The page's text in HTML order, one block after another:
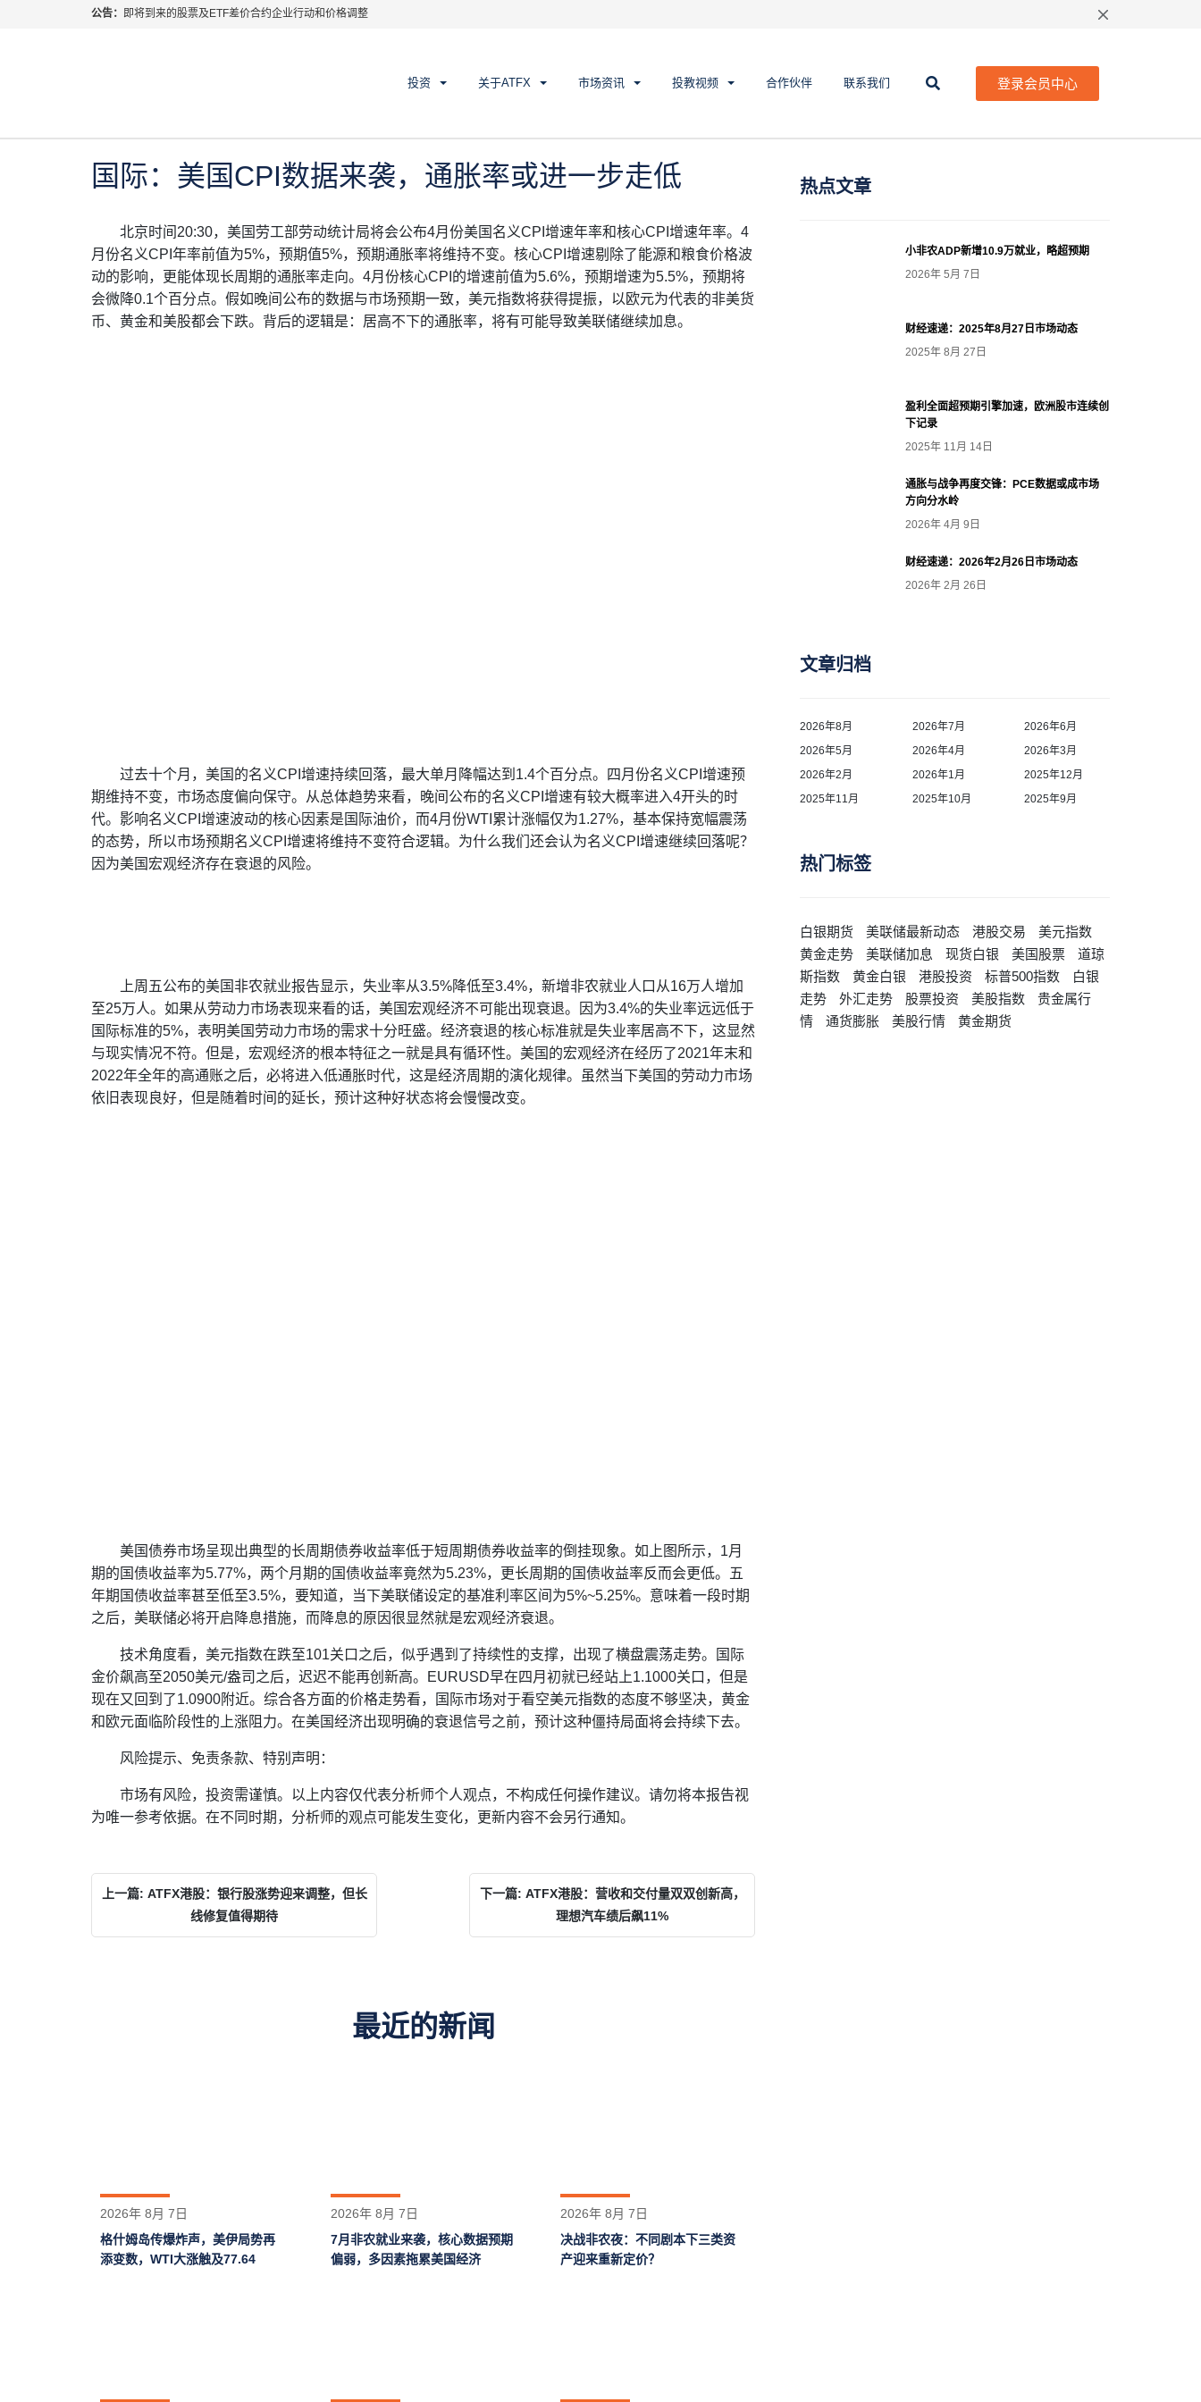
公告： 即将到来的股票及ETF差价合约企业行动和价格调整
投资 关于ATFX 市场资讯 投教视频 合作伙伴 联系我们 登录会员中心
国际：美国CPI数据来袭，通胀率或进一步走低
北京时间20:30，美国劳工部劳动统计局将会公布4月份美国名义CPI增速年率和核心CPI增速年率。4
月份名义CPI年率前值为5%，预期值5%，预期通胀率将维持不变。核心CPI增速剔除了能源和粮食价格波
动的影响，更能体现长周期的通胀率走向。4月份核心CPI的增速前值为5.6%，预期增速为5.5%，预期将
会微降0.1个百分点。假如晚间公布的数据与市场预期一致，美元指数将获得提振，以欧元为代表的非美货
币、黄金和美股都会下跌。背后的逻辑是：居高不下的通胀率，将有可能导致美联储继续加息。
过去十个月，美国的名义CPI增速持续回落，最大单月降幅达到1.4个百分点。四月份名义CPI增速预
期维持不变，市场态度偏向保守。从总体趋势来看，晚间公布的名义CPI增速有较大概率进入4开头的时
代。影响名义CPI增速波动的核心因素是国际油价，而4月份WTI累计涨幅仅为1.27%，基本保持宽幅震荡
的态势，所以市场预期名义CPI增速将维持不变符合逻辑。为什么我们还会认为名义CPI增速继续回落呢？
因为美国宏观经济存在衰退的风险。
上周五公布的美国非农就业报告显示，失业率从3.5%降低至3.4%，新增非农就业人口从16万人增加
至25万人。如果从劳动力市场表现来看的话，美国宏观经济不可能出现衰退。因为3.4%的失业率远远低于
国际标准的5%，表明美国劳动力市场的需求十分旺盛。经济衰退的核心标准就是失业率居高不下，这显然
与现实情况不符。但是，宏观经济的根本特征之一就是具有循环性。美国的宏观经济在经历了2021年末和
2022年全年的高通账之后，必将进入低通胀时代，这是经济周期的演化规律。虽然当下美国的劳动力市场
依旧表现良好，但是随着时间的延长，预计这种好状态将会慢慢改变。
美国债券市场呈现出典型的长周期债券收益率低于短周期债券收益率的倒挂现象。如上图所示，1月
期的国债收益率为5.77%，两个月期的国债收益率竟然为5.23%，更长周期的国债收益率反而会更低。五
年期国债收益率甚至低至3.5%，要知道，当下美联储设定的基准利率区间为5%~5.25%。意味着一段时期
之后，美联储必将开启降息措施，而降息的原因很显然就是宏观经济衰退。
技术角度看，美元指数在跌至101关口之后，似乎遇到了持续性的支撑，出现了横盘震荡走势。国际
金价飙高至2050美元/盎司之后，迟迟不能再创新高。EURUSD早在四月初就已经站上1.1000关口，但是
现在又回到了1.0900附近。综合各方面的价格走势看，国际市场对于看空美元指数的态度不够坚决，黄金
和欧元面临阶段性的上涨阻力。在美国经济出现明确的衰退信号之前，预计这种僵持局面将会持续下去。
风险提示、免责条款、特别声明：
市场有风险，投资需谨慎。以上内容仅代表分析师个人观点，不构成任何操作建议。请勿将本报告视
为唯一参考依据。在不同时期，分析师的观点可能发生变化，更新内容不会另行通知。
上一篇: ATFX港股：银行股涨势迎来调整，但长
线修复值得期待
下一篇: ATFX港股：营收和交付量双双创新高，
理想汽车绩后飙11%
最近的新闻
2026年 8月 7日
格什姆岛‌传爆炸声，美伊局势再
添变数，WTI大涨触及77.64
2026年 8月 7日
7月非农就业来袭，核心数据预期
偏弱，多因素拖累美国经济
2026年 8月 7日
决战非农夜：不同剧本下三类资
产迎来重新定价？
热点文章
小非农ADP新增10.9万就业，略超预期
2026年 5月 7日
财经速递：2025年8月27日市场动态
2025年 8月 27日
盈利全面超预期引擎加速，欧洲股市连续创
下记录
2025年 11月 14日
通胀与战争再度交锋：PCE数据或成市场
方向分水岭
2026年 4月 9日
财经速递：2026年2月26日市场动态
2026年 2月 26日
文章归档
2026年8月 2026年7月
2026年6月
2026年5月
2026年4月
2026年3月
2026年2月
2026年1月
2025年12月
2025年11月
2025年10月 2025年9月
热门标签
白银期货 美联储最新动态 港股交易
美元指数
黄金走势
美联储加息 现货白银 美国股票
道琼
斯指数
黄金白银 港股投资 标普500指数
白银
走势
外汇走势 股票投资 美股指数
贵金属行
情
通货膨胀 美股行情 黄金期货